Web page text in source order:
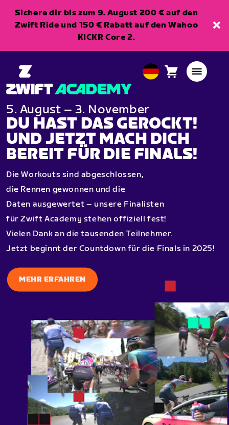
Sichere dir bis zum 9. August 200 € auf den
Zwift Ride und 150 € Rabatt auf den Wahoo
KICKR Core 2.
EuropeanWarenkorb
5. August – 3. November
DU HAST DAS GEROCKT!
UND JETZT MACH DICH
BEREIT FÜR DIE FINALS!
Die Workouts sind abgeschlossen,
die Rennen gewonnen und die
Daten ausgewertet – unsere Finalisten
für Zwift Academy stehen offiziell fest!
Vielen Dank an die tausenden Teilnehmer.
Jetzt beginnt der Countdown für die Finals in 2025!
MEHR ERFAHREN